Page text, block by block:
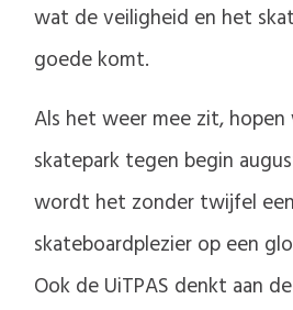
wat de veiligheid en het
goede komt.
Als het weer mee zit,
skatepark tegen begin
wordt het zonder twijfel
skateboardplezier op een
Ook de UiTPAS denkt aan